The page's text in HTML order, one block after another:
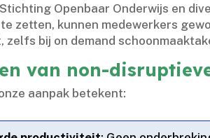
Openbaar Onderwijs en
zetten, kunnen medewerkers
zelfs bij on demand
van non-
aanpak betekent: